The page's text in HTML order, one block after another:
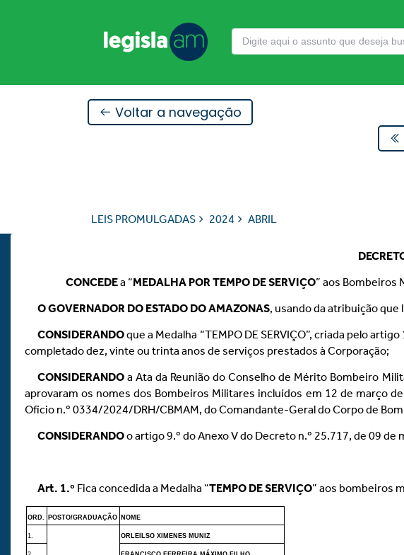
Voltar a navegação
LEIS PROMULGADAS 2024 ABRIL
CONCEDEa “MEDALHA POR TEMPO DE SERVIÇO” aos Bombeiros
O GOVERNADOR DO ESTADO DO AMAZONAS, usando da atribuição que
CONSIDERANDOque a Medalha “TEMPO DE SERVIÇO”, criada pelo
completado dez, vinte ou trinta anos de serviços prestados à Corporação;
CONSIDERANDO a Ata da Reunião do Conselho de Mérito Bombeiro
aprovaram os nomes dos Bombeiros Militares incluídos em 12 de março
Ofício n.º 0334/2024/DRH/CBMAM, do Comandante-Geral do Corpo de
CONSIDERANDOo artigo 9.º do Anexo V do Decreto n.º 25.717, de 09
Art. 1.º Fica concedida a Medalha “TEMPO DE SERVIÇO” aos bombeiros
ORD. POSTO/GRADUAÇÃO NOME
1. ORLEILSO XIMENES MUNIZ